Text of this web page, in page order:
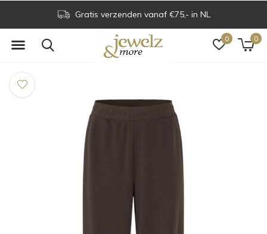
0 0
Gratis verzenden vanaf €75,- in NL